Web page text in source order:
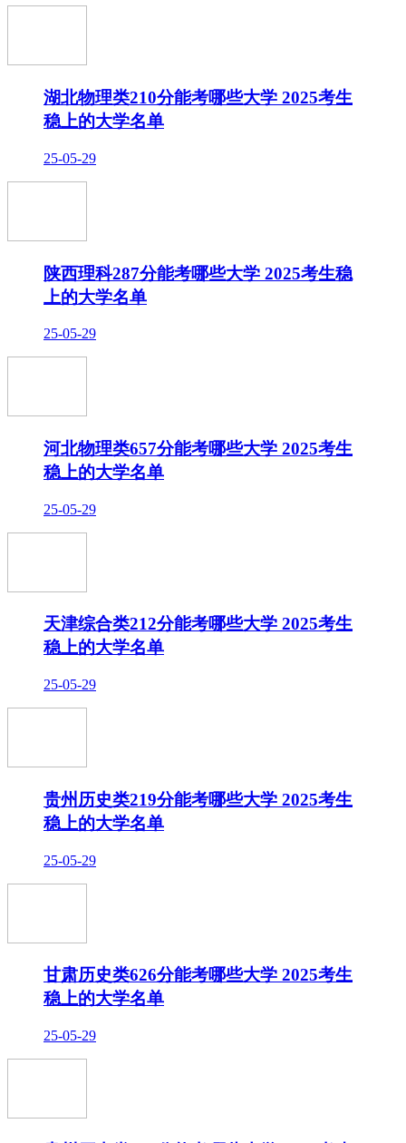
湖北物理类210分能考哪些大学 2025考生
稳上的大学名单
25-05-29
陕西理科287分能考哪些大学 2025考生稳
上的大学名单
25-05-29
河北物理类657分能考哪些大学 2025考生
稳上的大学名单
25-05-29
天津综合类212分能考哪些大学 2025考生
稳上的大学名单
25-05-29
贵州历史类219分能考哪些大学 2025考生
稳上的大学名单
25-05-29
甘肃历史类626分能考哪些大学 2025考生
稳上的大学名单
25-05-29